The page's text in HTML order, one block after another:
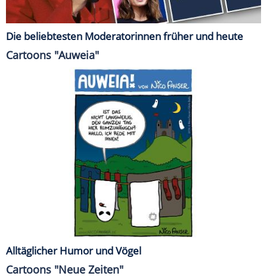
Die beliebtesten Moderatorinnen früher und heute
Cartoons "Auweia"
Alltäglicher Humor und Vögel
Cartoons "Neue Zeiten"